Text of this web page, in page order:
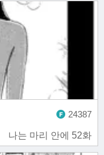
나는 마리 안에 52화
24387